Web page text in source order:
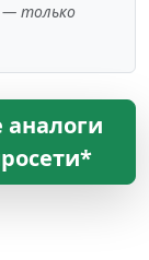
— только
аналоги